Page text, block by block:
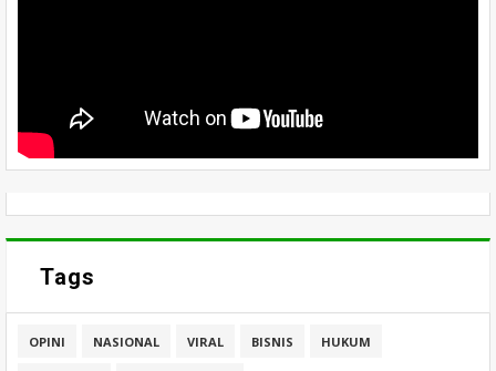
Tags
OPINI NASIONAL VIRAL BISNIS HUKUM